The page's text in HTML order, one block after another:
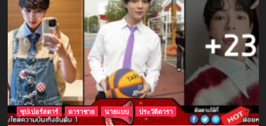
ซุปเปอร์สตาร์ ดาราชาย นายแบบ ประวัติดารา